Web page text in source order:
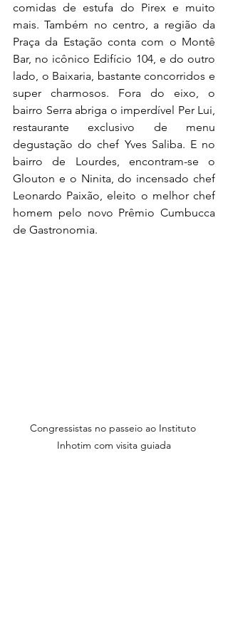
comidas de estufa do Pirex e muito
mais. Também no centro, a região da
Praça da Estação conta com o Montê
Bar, no icônico Edifício 104, e do outro
lado, o Baixaria, bastante concorridos e
super charmosos. Fora do eixo, o
bairro Serra abriga o imperdível Per Lui,
restaurante exclusivo de menu
degustação do chef Yves Saliba. E no
bairro de Lourdes, encontram-se o
Glouton e o Ninita, do incensado chef
Leonardo Paixão, eleito o melhor chef
homem pelo novo Prêmio Cumbucca
de Gastronomia.
Congressistas no passeio ao Instituto
Inhotim com visita guiada